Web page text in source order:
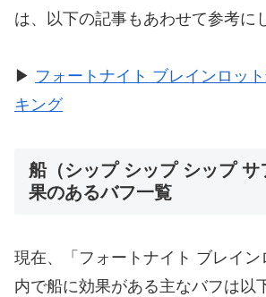
は、以下の記事もあわせて参考に
▶ フォートナイト ブレインロッ
キング
船（シップ シップ シップ サ
果のあるバフ一覧
現在、「フォートナイト ブレイン
内で船に効果がある主なバフは以